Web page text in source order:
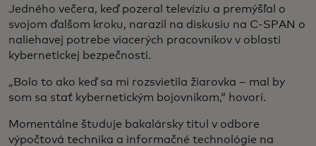
Jedného večera, keď pozeral televíziu a premýšľal o
svojom ďalšom kroku, narazil na diskusiu na C-SPAN o
naliehavej potrebe viacerých pracovníkov v oblasti
kybernetickej bezpečnosti.
„Bolo to ako keď sa mi rozsvietila žiarovka – mal by
som sa stať kybernetickým bojovníkom,“ hovorí.
Momentálne študuje bakalársky titul v odbore
výpočtová technika a informačné technológie na